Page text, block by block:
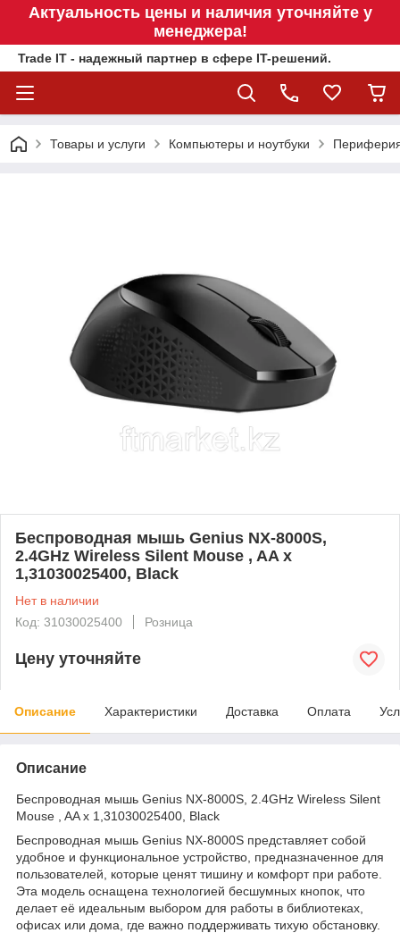
Актуальность цены и наличия уточняйте у
менеджера!
Trade IT - надежный партнер в сфере IT-решений.
Товары и услуги Компьютеры и ноутбуки
Беспроводная мышь Genius NX-8000S,
2.4GHz Wireless Silent Mouse , AA x
1,31030025400, Black
Нет в наличии
Код: 31030025400
Розница
Цену уточняйте
Описание Характеристики Доставка Оплата
Описание
Беспроводная мышь Genius NX-8000S, 2.4GHz Wireless Silent
Mouse , AA x 1,31030025400, Black
Беспроводная мышь Genius NX-8000S представляет собой
удобное и функциональное устройство, предназначенное для
пользователей, которые ценят тишину и комфорт при работе.
Эта модель оснащена технологией бесшумных кнопок, что
делает её идеальным выбором для работы в библиотеках,
офисах или дома, где важно поддерживать тихую обстановку.